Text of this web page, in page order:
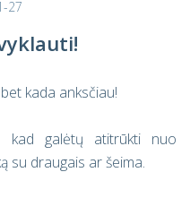
27
kada anksčiau!
kad galėtų atitrūkti nuo
su draugais ar šeima.